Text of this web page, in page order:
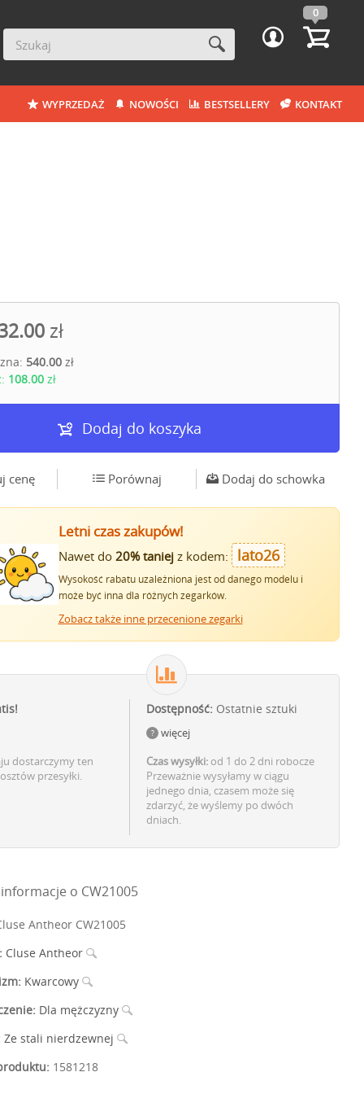
0
WYPRZEDAŻ NOWOŚCI BESTSELLERY KONTAKT
zł
540.00zł
108.00zł
Dodaj do koszyka
cenę Porównaj Dodaj do schowka
Letni czas zakupów!
Nawet do 20% taniejz kodem: lato26
Wysokość rabatu uzależniona jest od danego modelu i
może być inna dla różnych zegarków.
Zobacz także inne przecenione zegarki
dostarczymy ten
przesyłki.
Dostępność: Ostatnie sztuki
więcej
Czas wysyłki: od 1 do 2 dni robocze
Przeważnie wysyłamy w ciągu
jednego dnia, czasem może się
zdarzyć, że wyślemy po dwóch
dniach.
o CW21005
Antheor CW21005
Cluse Antheor
Kwarcowy
Dla mężczyzny
Ze stali nierdzewnej
1581218